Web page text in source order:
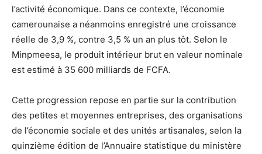
l’activité économique. Dans ce contexte, l’économie
camerounaise a néanmoins enregistré une croissance
réelle de 3,9 %, contre 3,5 % un an plus tôt. Selon le
Minpmeesa, le produit intérieur brut en valeur nominale
est estimé à 35 600 milliards de FCFA.
Cette progression repose en partie sur la contribution
des petites et moyennes entreprises, des organisations
de l’économie sociale et des unités artisanales, selon la
quinzième édition de l’Annuaire statistique du ministère